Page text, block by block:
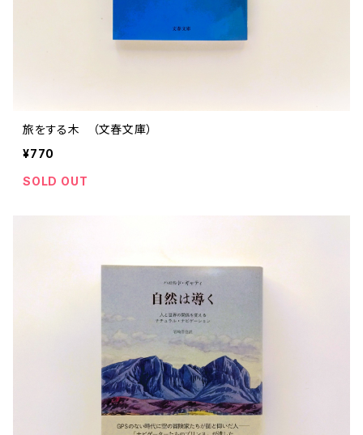
旅をする木 （文春文庫）
¥770
SOLD OUT